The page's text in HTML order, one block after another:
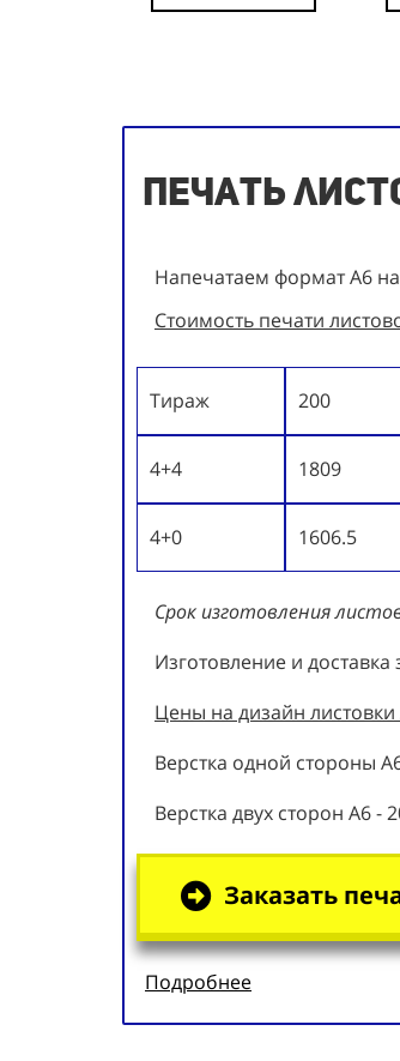
Печать
Напечатаем формат А6
Стоимость печати
Тираж 200
4+4 1809
4+0 1606.5
Срок изготовления
Изготовление и доставка
Цены на дизайн
Верстка одной стороны
Верстка двух сторон А6 -
Заказать
Подробнее